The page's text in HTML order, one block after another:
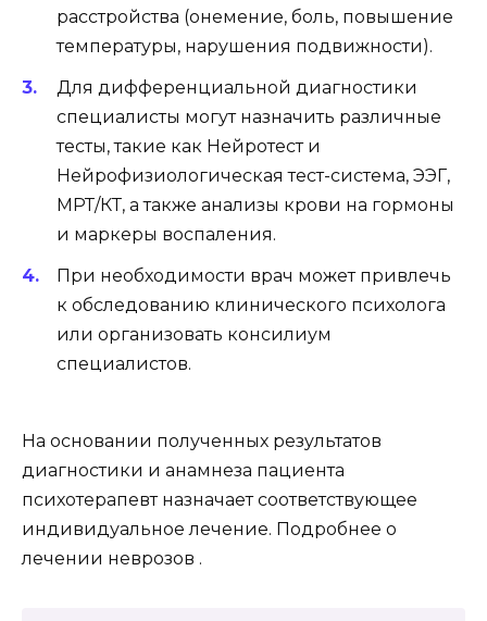
расстройства (онемение, боль, повышение
температуры, нарушения подвижности).
Для дифференциальной диагностики
специалисты могут назначить различные
тесты, такие как Нейротест и
Нейрофизиологическая тест-система, ЭЭГ,
МРТ/КТ, а также анализы крови на гормоны
и маркеры воспаления.
При необходимости врач может привлечь
к обследованию клинического психолога
или организовать консилиум
специалистов.
На основании полученных результатов
диагностики и анамнеза пациента
психотерапевт назначает соответствующее
индивидуальное лечение. Подробнее о
лечении неврозов .